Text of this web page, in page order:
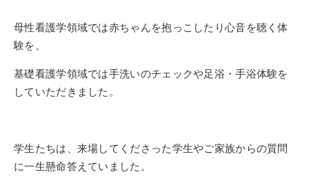
母性看護学領域では赤ちゃんを抱っこしたり心音を聴く体
験を、
基礎看護学領域では手洗いのチェックや足浴・手浴体験を
していただきました。
学生たちは、来場してくださった学生やご家族からの質問
に一生懸命答えていました。